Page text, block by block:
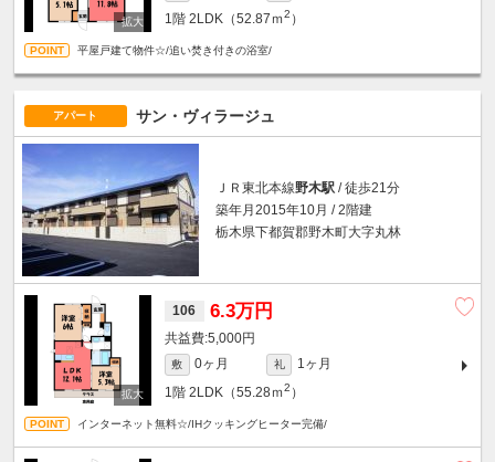
1階 2LDK（52.87ｍ2 ）
平屋戸建て物件☆/追い焚き付きの浴室/
アパート サン・ヴィラージュ
ＪＲ東北本線野木駅 / 徒歩21分
築年月2015年10月 / 2階建
栃木県下都賀郡野木町大字丸林
106 6.3万円
5,000円
敷 0ヶ月 礼
1ヶ月
1階 2LDK（55.28ｍ2 ）
インターネット無料☆/IHクッキングヒーター完備/